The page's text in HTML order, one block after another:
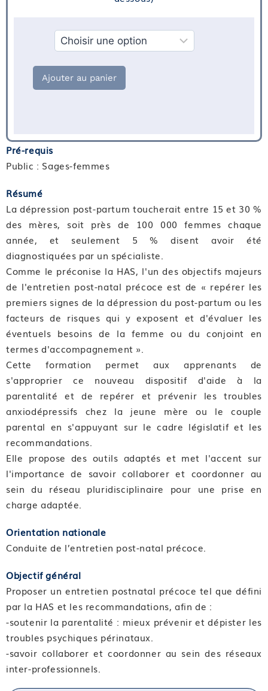
Ajouter au panier
Pré-requis
Public : Sages-femmes
Résumé
La dépression post-partum toucherait entre 15 et 30 %
des mères, soit près de 100 000 femmes chaque
année, et seulement 5 % disent avoir été
diagnostiquées par un spécialiste.
Comme le préconise la HAS, l'un des objectifs majeurs
de l'entretien post-natal précoce est de « repérer les
premiers signes de la dépression du post-partum ou les
facteurs de risques qui y exposent et d'évaluer les
éventuels besoins de la femme ou du conjoint en
termes d'accompagnement ».
Cette formation permet aux apprenants de
s'approprier ce nouveau dispositif d'aide à la
parentalité et de repérer et prévenir les troubles
anxiodépressifs chez la jeune mère ou le couple
parental en s'appuyant sur le cadre législatif et les
recommandations.
Elle propose des outils adaptés et met l'accent sur
l'importance de savoir collaborer et coordonner au
sein du réseau pluridisciplinaire pour une prise en
charge adaptée.
Orientation nationale
Conduite de l’entretien post-natal précoce.
Objectif général
Proposer un entretien postnatal précoce tel que défini
par la HAS et les recommandations, afin de :
-soutenir la parentalité : mieux prévenir et dépister les
troubles psychiques périnataux.
-savoir collaborer et coordonner au sein des réseaux
inter-professionnels.